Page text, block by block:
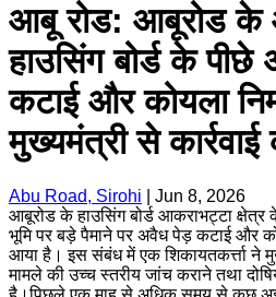
आबू रोड: आबूरोड के
हाउसिंग बोर्ड के
कटाई और कोयला
मुख्यमंत्री से कार्रवाई
Abu Road, Sirohi
Jun 8, 2026
आबूरोड के हाउसिंग बोर्ड आकराभट्टा क्षेत्र
भूमि पर बड़े पैमाने पर अवैध पेड़ कटाई और
आया है। इस संबंध में एक शिकायतकर्त्ता ने
मामले की उच्च स्तरीय जांच कराने तथा